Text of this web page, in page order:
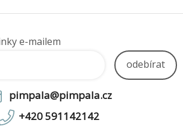
USB
digitální
connector that supports USB
interface and built-in 3D
NAND flash memory, its
speeds can reach 420MB/s.
e-mailem
odebírat
pimpala@pimpala.cz
+420 591142142